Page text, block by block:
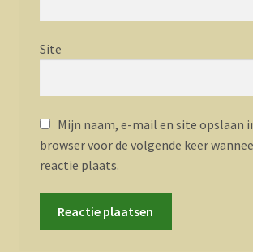
Site
Mijn naam, e-mail en site opslaan
browser voor de volgende keer
reactie plaats.